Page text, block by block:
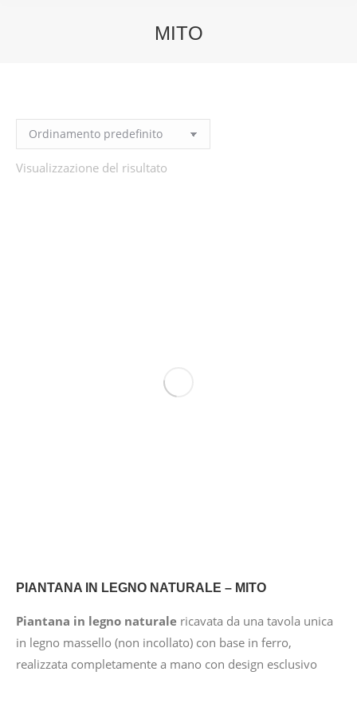
MITO
Visualizzazione del risultato
PIANTANA IN LEGNO NATURALE – MITO
Piantana in legno naturale ricavata da una tavola unica
in legno massello (non incollato) con base in ferro,
realizzata completamente a mano con design esclusivo